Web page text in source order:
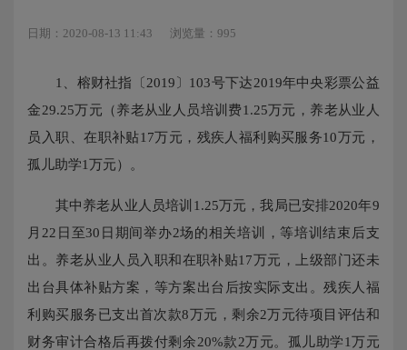
日期：2020-08-13 11:43 浏览量：995
1、榕财社指〔2019〕103号下达2019年中央彩票公益
金29.25万元（养老从业人员培训费1.25万元，养老从业人
员入职、在职补贴17万元，残疾人福利购买服务10万元，
孤儿助学1万元）。
其中养老从业人员培训1.25万元，我局已安排2020年9
月22日至30日期间举办2场的相关培训，等培训结束后支
出。养老从业人员入职和在职补贴17万元，上级部门还未
出台具体补贴方案，等方案出台后按实际支出。残疾人福
利购买服务已支出首次款8万元，剩余2万元待项目评估和
财务审计合格后再拨付剩余20%款2万元。孤儿助学1万元